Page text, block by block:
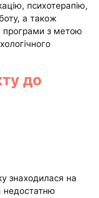
психотерапію,
а також
програми з метою
до
знаходилася на
недостатню